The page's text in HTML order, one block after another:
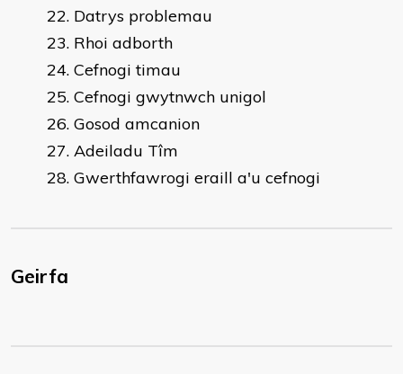
Datrys problemau
Rhoi adborth
Cefnogi timau
Cefnogi gwytnwch unigol
Gosod amcanion
Adeiladu Tîm
Gwerthfawrogi eraill a'u cefnogi
Geirfa